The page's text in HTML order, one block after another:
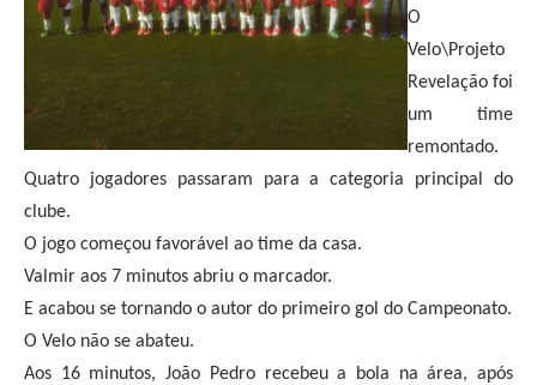
O
Velo\Projeto
Revelação foi
um time
remontado.
Quatro jogadores passaram para a categoria principal do
clube.
O jogo começou favorável ao time da casa.
Valmir aos 7 minutos abriu o marcador.
E acabou se tornando o autor do primeiro gol do Campeonato.
O Velo não se abateu.
Aos 16 minutos, João Pedro recebeu a bola na área, após